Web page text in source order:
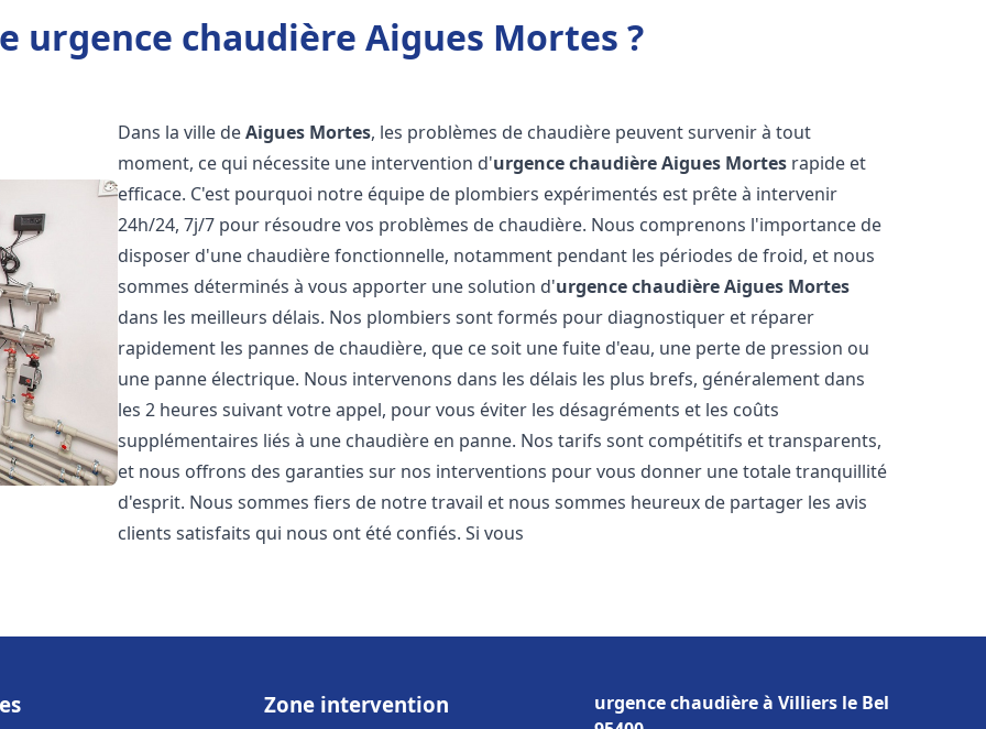
urgence chaudière Aigues Mortes ?
Dans la ville deAigues Mortes, les problèmes de chaudière peuvent survenir à tout
moment, ce qui nécessite une intervention d'urgence chaudièreAigues Mortes rapide et
efficace. C'est pourquoi notre équipe de plombiers expérimentés est prête à intervenir
24h/24, 7j/7 pour résoudre vos problèmes de chaudière. Nous comprenons l'importance de
disposer d'une chaudière fonctionnelle, notamment pendant les périodes de froid, et nous
sommes déterminés à vous apporter une solution d'urgence chaudièreAigues Mortes
dans les meilleurs délais. Nos plombiers sont formés pour diagnostiquer et réparer
rapidement les pannes de chaudière, que ce soit une fuite d'eau, une perte de pression ou
une panne électrique. Nous intervenons dans les délais les plus brefs, généralement dans
les 2 heures suivant votre appel, pour vous éviter les désagréments et les coûts
supplémentaires liés à une chaudière en panne. Nos tarifs sont compétitifs et transparents,
et nous offrons des garanties sur nos interventions pour vous donner une totale tranquillité
d'esprit. Nous sommes fiers de notre travail et nous sommes heureux de partager les avis
clients satisfaits qui nous ont été confiés. Si vous
Zone intervention
urgence chaudière à Villiers le Bel